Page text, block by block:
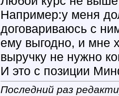
Например:у меня
договариваюсь с
ему выгодно, и мне
выручку не нужно
И это с позиции
Последний раз